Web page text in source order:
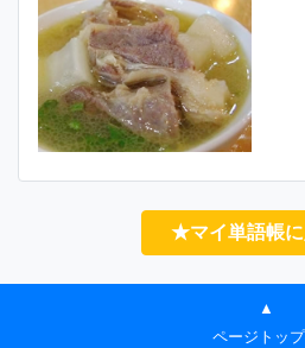
★マイ単語帳に
▲
ページトッ